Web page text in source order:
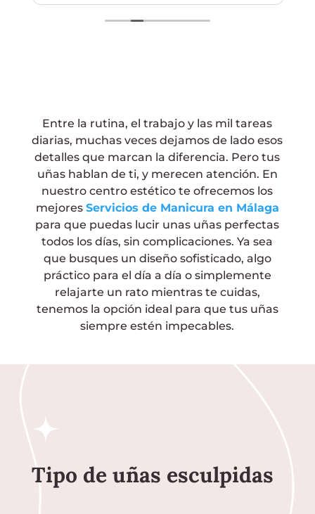
Entre la rutina, el trabajo y las mil tareas
diarias, muchas veces dejamos de lado esos
detalles que marcan la diferencia. Pero tus
uñas hablan de ti, y merecen atención. En
nuestro centro estético te ofrecemos los
mejores Servicios de Manicura en Málaga
para que puedas lucir unas uñas perfectas
todos los días, sin complicaciones. Ya sea
que busques un diseño sofisticado, algo
práctico para el día a día o simplemente
relajarte un rato mientras te cuidas,
tenemos la opción ideal para que tus uñas
siempre estén impecables.
Tipo de uñas esculpidas